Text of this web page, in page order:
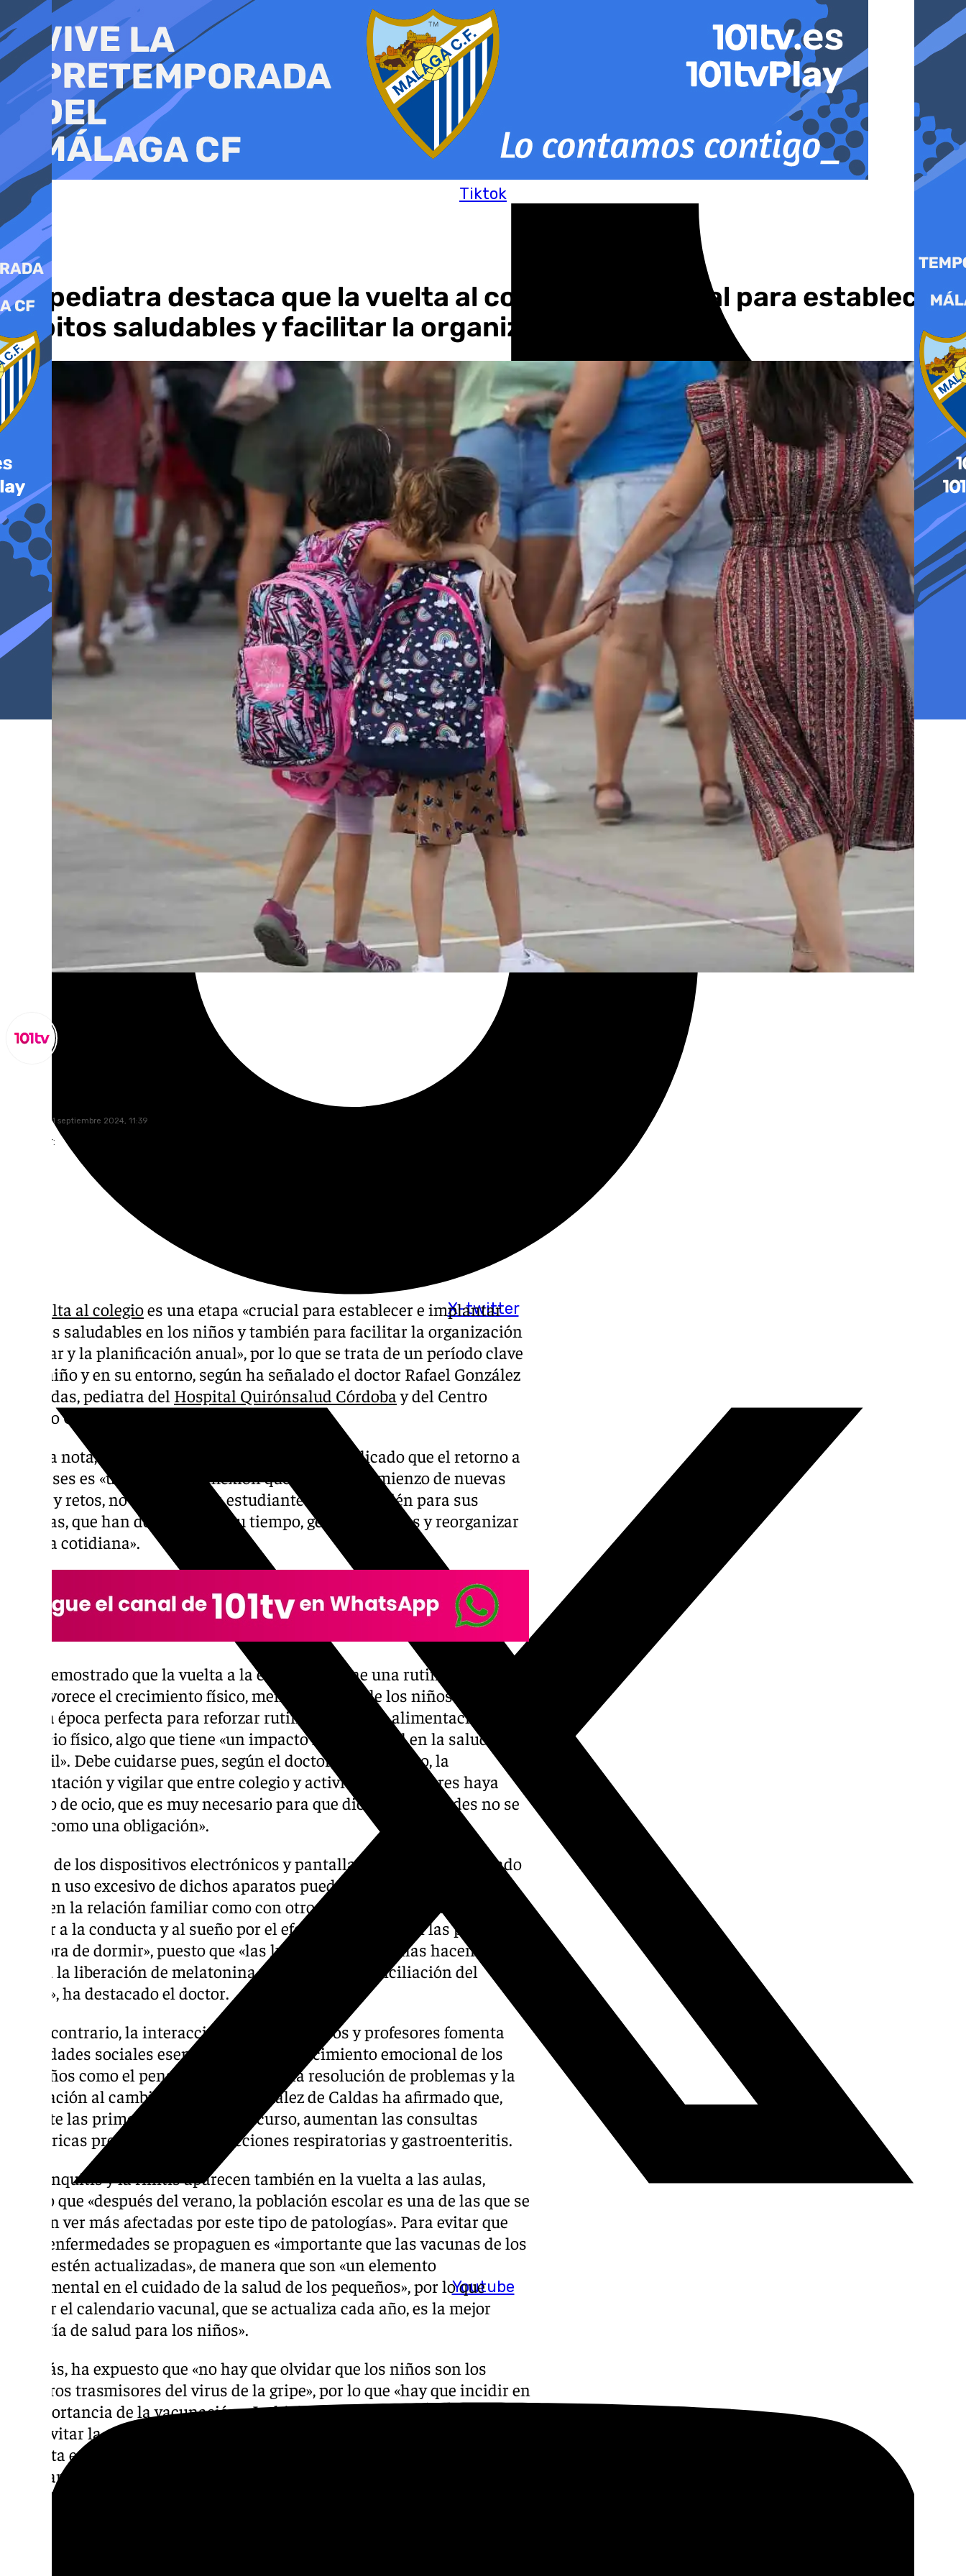
al
contenido
Tiktok
X-twitter
Youtube
Un pediatra destaca que la vuelta al colegio es «crucial para establecer
hábitos saludables y facilitar la organización
miércoles, 11 septiembre 2024, 11:39
Compartir:
vuelta al colegioes una etapa «crucial para establecer e implantar
hábitos saludables en los niños y también para facilitar la organización
familiar y la planificación anual», por lo que se trata de un período clave
en el niño y en su entorno, según ha señalado el doctor Rafael González
de Caldas, pediatra del Hospital Quirónsalud Córdoba y del Centro
Médico Quirónsalud Jaén.
En una nota, el doctor González de Caldas ha explicado que el retorno a
las clases es «un punto de inflexión que marca el comienzo de nuevas
metas y retos, no sólo para los estudiantes, sino también para sus
familias, que han de planificar su tiempo, generar hábitos y reorganizar
su vida cotidiana».
Está demostrado que la vuelta a la escuela supone una rutina estable
que favorece el crecimiento físico, mental y social de los niños. Se trata
de una época perfecta para reforzar rutinas de sueño, alimentación y
ejercicio físico, algo que tiene «un impacto fundamental en la salud
infantil». Debe cuidarse pues, según el doctor, «el descanso, la
alimentación y vigilar que entre colegio y actividades escolares haya
tiempo de ocio, que es muy necesario para que dichas actividades no se
vivan como una obligación».
El uso de los dispositivos electrónicos y pantallas debe «vigilarse», dado
que «un uso excesivo de dichos aparatos puede tener consecuencias
tanto en la relación familiar como con otros niños, además de poder
afectar a la conducta y al sueño por el efecto que provocan las pantallas
a la hora de dormir», puesto que «las luces de las pantallas hacen que se
inhiba la liberación de melatonina y dificultan la conciliación del
sueño», ha destacado el doctor.
Por el contrario, la interacción con compañeros y profesores fomenta
habilidades sociales esenciales para el crecimiento emocional de los
pequeños como el pensamiento crítico, la resolución de problemas y la
adaptación al cambio. El doctor González de Caldas ha afirmado que,
durante las primeras semanas del curso, aumentan las consultas
pediátricas provocadas por infecciones respiratorias y gastroenteritis.
La bronquitis y la rinitis aparecen también en la vuelta a las aulas,
puesto que «después del verano, la población escolar es una de las que se
pueden ver más afectadas por este tipo de patologías». Para evitar que
estas enfermedades se propaguen es «importante que las vacunas de los
niños estén actualizadas», de manera que son «un elemento
fundamental en el cuidado de la salud de los pequeños», por lo que
«seguir el calendario vacunal, que se actualiza cada año, es la mejor
garantía de salud para los niños».
Además, ha expuesto que «no hay que olvidar que los niños son los
primeros trasmisores del virus de la gripe», por lo que «hay que incidir en
la importancia de la vacunación». La higiene de manos es aconsejable
para evitar la propagación de gérmenes y virus. Seguir una alimentación
correcta es fundamental, una dieta equilibrada y la ingesta de líquidos
mejoran el sistema inmunológico, algo que «ayuda a prevenir
infecciones», ha resaltado.